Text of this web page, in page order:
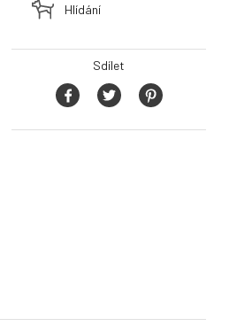
Hlídání
Sdílet